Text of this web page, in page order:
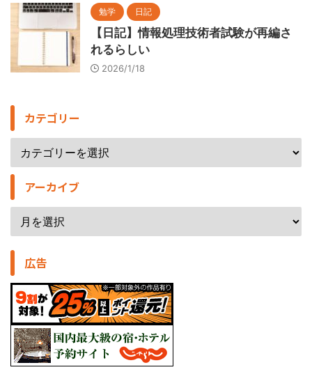
勉学 日記
【日記】情報処理技術者試験が再編さ
れるらしい
2026/1/18
カテゴリー
アーカイブ
広告